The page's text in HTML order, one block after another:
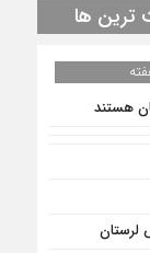
ترین ها
هستند